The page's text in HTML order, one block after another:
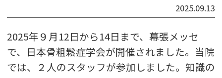
2025.09.13
2025年９月12日から14日まで、幕張メッセ
で、日本骨粗鬆症学会が開催されました。当院
では、２人のスタッフが参加しました。知識の